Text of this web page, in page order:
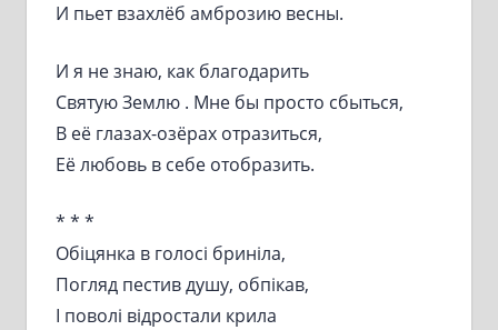
И пьет взахлёб амброзию весны.
И я не знаю, как благодарить
Святую Землю . Мне бы просто сбыться,
В её глазах-озёрах отразиться,
Её любовь в себе отобразить.
* * *
Обіцянка в голосі бриніла,
Погляд пестив душу, обпікав,
І поволі відростали крила